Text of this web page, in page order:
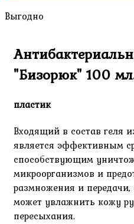
Выгодно
"Бизорюк" 100
пластик
Входящий в состав геля
является эффективным
способствующим
микроорганизмов и
размножения и
может увлажнить кожу
пересыхания.